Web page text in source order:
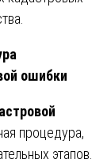
ошибки
процедура,
этапов.